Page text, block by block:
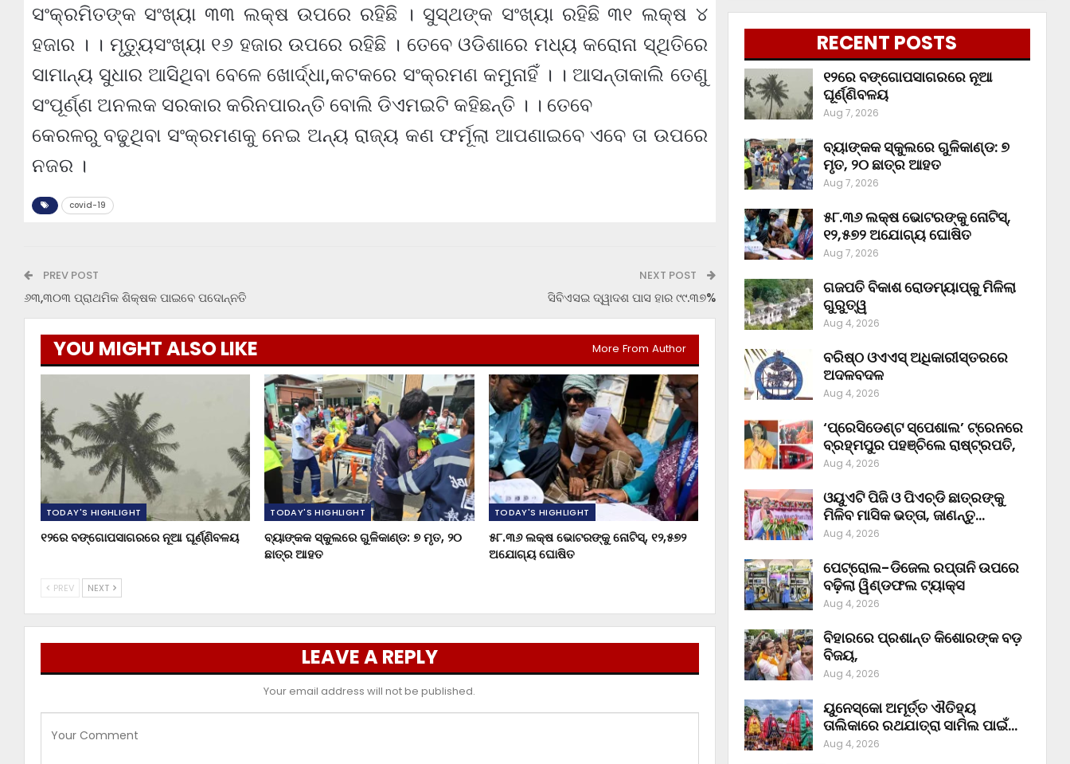
ସଂକ୍ରମିତଙ୍କ ସଂଖ୍ୟା ୩୩ ଲକ୍ଷ ଉପରେ ରହିଛି । ସୁସ୍ଥଙ୍କ ସଂଖ୍ୟା ରହିଛି ୩୧ ଲକ୍ଷ ୪
ହଜାର । । ମୃତ୍ୟୁସଂଖ୍ୟା ୧୬ ହଜାର ଉପରେ ରହିଛି । ତେବେ ଓଡିଶାରେ ମଧ୍ୟ କରୋନା ସ୍ଥିତିରେ
ସାମାନ୍ୟ ସୁଧାର ଆସିଥିବା ବେଳେ ଖୋର୍ଦ୍ଧା,କଟକରେ ସଂକ୍ରମଣ କମୁନାହିଁ । । ଆସନ୍ତାକାଲି ତେଣୁ
ସଂପୂର୍ଣ୍ଣ ଅନଲକ ସରକାର କରିନପାରନ୍ତି ବୋଲି ଡିଏମଇଟି କହିଛନ୍ତି । । ତେବେ
କେରଳରୁ ବଢୁଥିବା ସଂକ୍ରମଣକୁ ନେଇ ଅନ୍ୟ ରାଜ୍ୟ କଣ ଫର୍ମୂଲା ଆପଣାଇବେ ଏବେ ତା ଉପରେ
ନଜର ।
covid-19
PREV POST
୬୩,୩୦୩ ପ୍ରାଥମିକ ଶିକ୍ଷକ ପାଇବେ ପଦୋନ୍ନତି
NEXT POST
ସିବିଏସଇ ଦ୍ୱାଦଶ ପାସ ହାର ୯୯.୩୭%
YOU MIGHT ALSO LIKE More From Author
TODAY'S HIGHLIGHT
୧୨ରେ ବଙ୍ଗୋପସାଗରରେ ନୂଆ ଘୂର୍ଣ୍ଣିବଳୟ
TODAY'S HIGHLIGHT
ବ୍ୟାଙ୍କକ ସ୍କୁଲରେ ଗୁଳିକାଣ୍ଡ: ୭ ମୃତ, ୨୦
ଛାତ୍ର ଆହତ
TODAY'S HIGHLIGHT
୫୮.୩୬ ଲକ୍ଷ ଭୋଟରଙ୍କୁ ନୋଟିସ୍‌, ୧୨,୫୭୨
ଅଯୋଗ୍ୟ ଘୋଷିତ
PREV NEXT
LEAVE A REPLY
Your email address will not be published.
RECENT POSTS
୧୨ରେ ବଙ୍ଗୋପସାଗରରେ ନୂଆ
ଘୂର୍ଣ୍ଣିବଳୟ
Aug 7, 2026
ବ୍ୟାଙ୍କକ ସ୍କୁଲରେ ଗୁଳିକାଣ୍ଡ: ୭
ମୃତ, ୨୦ ଛାତ୍ର ଆହତ
Aug 7, 2026
୫୮.୩୬ ଲକ୍ଷ ଭୋଟରଙ୍କୁ ନୋଟିସ୍‌,
୧୨,୫୭୨ ଅଯୋଗ୍ୟ ଘୋଷିତ
Aug 7, 2026
ଗଜପତି ବିକାଶ ରୋଡମ୍ୟାପ୍‌କୁ ମିଳିଲା
ଗୁରୁତ୍ୱ
Aug 4, 2026
ବରିଷ୍ଠ ଓଏଏସ୍‌ ଅଧିକାରୀସ୍ତରରେ
ଅଦଳବଦଳ
Aug 4, 2026
‘ପ୍ରେସିଡେଣ୍ଟ ସ୍ପେଶାଲ’ ଟ୍ରେନରେ
ବ୍ରହ୍ମପୁର ପହଞ୍ଚିଲେ ରାଷ୍ଟ୍ରପତି,
Aug 4, 2026
ଓୟୁଏଟି ପିଜି ଓ ପିଏଚ୍‌ଡି ଛାତ୍ରଙ୍କୁ
ମିଳିବ ମାସିକ ଭତ୍ତା, ଜାଣନ୍ତୁ…
Aug 4, 2026
ପେଟ୍ରୋଲ-ଡିଜେଲ ରପ୍ତାନି ଉପରେ
ବଢ଼ିଲା ୱିଣ୍ଡଫଲ ଟ୍ୟାକ୍ସ
Aug 4, 2026
ବିହାରରେ ପ୍ରଶାନ୍ତ କିଶୋରଙ୍କ ବଡ଼
ବିଜୟ,
Aug 4, 2026
ୟୁନେସ୍କୋ ଅମୂର୍ତ୍ତ ଐତିହ୍ୟ
ତାଲିକାରେ ରଥଯାତ୍ରା ସାମିଲ ପାଇଁ…
Aug 4, 2026